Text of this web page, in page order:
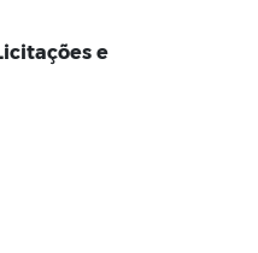
e